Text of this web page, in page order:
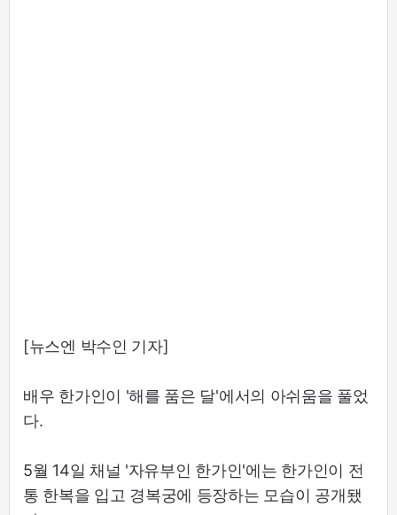
[뉴스엔 박수인 기자]
배우 한가인이 '해를 품은 달'에서의 아쉬움을 풀었
다.
5월 14일 채널 '자유부인 한가인'에는 한가인이 전
통 한복을 입고 경복궁에 등장하는 모습이 공개됐